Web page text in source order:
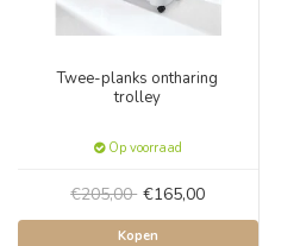
Twee-planks ontharing
trolley
Op voorraad
€205,00 €165,00
Kopen